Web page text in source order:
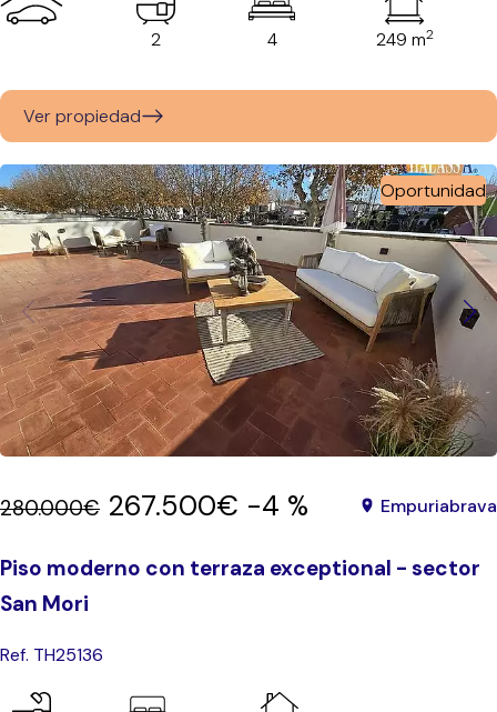
2 4 249 m2
Ver propiedad
Oportunidad
280.000€ 267.500€ -4 % Empuriabrava
Piso moderno con terraza exceptional - sector
San Mori
Ref. TH25136